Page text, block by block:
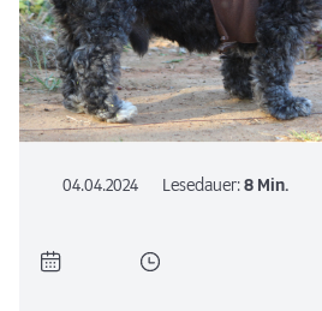
04.04.2024 Lesedauer:8 Min.